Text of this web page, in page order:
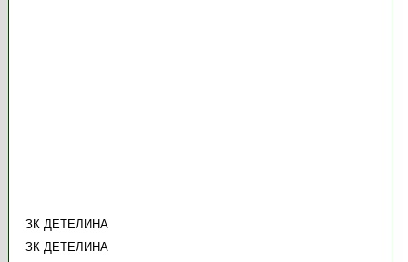
ЗК ДЕТЕЛИНА
ЗК ДЕТЕЛИНА